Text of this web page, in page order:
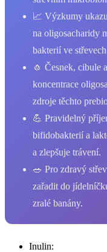
📈 Výzkumy
na oligosacharidy
bakterií ve
🧄 Česnek, cibule
koncentrace
zdroje těchto
💪 Pravidelný
bifidobakterií a
a zlepšuje trávení.
🥗 Pro zdravý
zařadit do
zralé banány.
Inulin: